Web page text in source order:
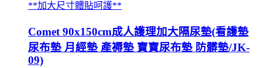
**加大尺寸體貼呵護**
Comet 90x150cm成人護理加大隔尿墊(看護墊
尿布墊 月經墊 產褥墊 寶寶尿布墊 防髒墊/JK-
09)